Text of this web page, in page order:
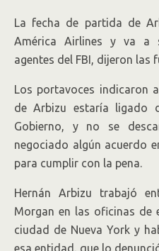
La fecha de partida de
América Airlines y va a
agentes del FBI, dijeron las
Los portavoces indicaron
de Arbizu estaría ligado
Gobierno, y no se
negociado algún acuerdo
para cumplir con la pena.
Hernán Arbizu trabajó
Morgan en las oficinas de
ciudad de Nueva York y
esa entidad, que lo